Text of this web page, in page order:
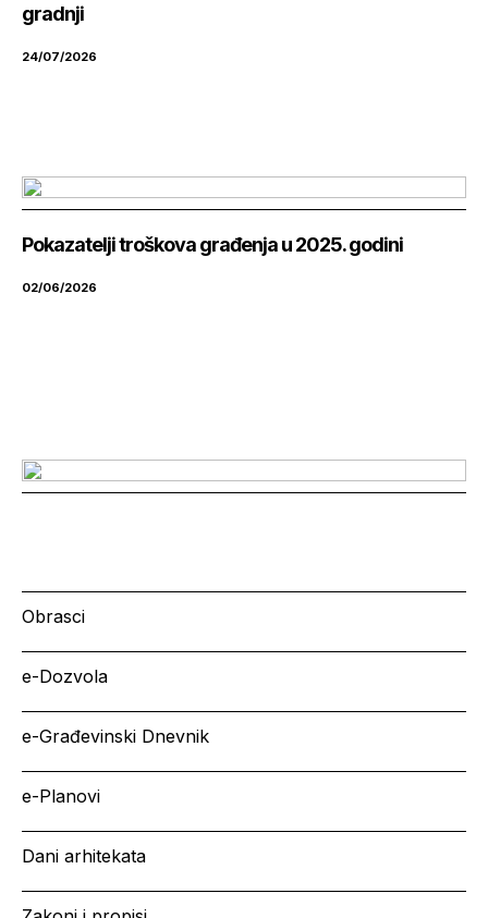
gradnji
24/07/2026
Pokazatelji troškova građenja u 2025. godini
02/06/2026
Obrasci
e-Dozvola
e-Građevinski Dnevnik
e-Planovi
Dani arhitekata